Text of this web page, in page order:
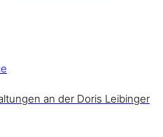
an der Doris Leibinger